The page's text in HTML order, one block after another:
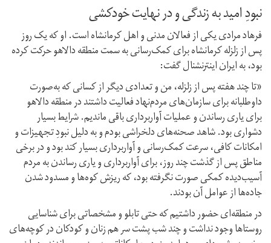
نبودِ امید به زندگی و در نهایت خودکشی
فرهاد مرادی یکی از فعالان مدنی و اهل کرمانشاه است. او که یک روز
پس از زلزله کرمانشاه برای کمک‌رسانی به سمت منطقه دالاهو حرکت کرده
بود، به ایران اینترنشنال گفت:
«تا چند هفته پس از زلزله، من و تعدادی دیگر از کسانی که به‌صورت
داوطلبانه برای سازمان‌های مردم‌نهاد فعالیت داشتند در منطقه دالاهو
برای یاری رساندن و عملیات آواربرداری باقی ماندیم. شرایط بسیار
دشواری بود. شاهد صحنه‌های دلخراشی بودم و به دلیل نبودِ تجهیزات و
امکانات کافی، سرعت کمک‌رسانی و آواربرداری بسیار کند بود و در برخی
مناطق پس از گذشت چند روز، برای آواربرداری و یاری رساندن به مردم
آسیب‌دیده کمکی صورت نگرفته بود، که ریزش کوه‌ها و مسدود شدن
جاده‌ها از عوامل آن بودند.
در منطقه‌ای حضور داشتیم که حتی تابلو و مشخصاتی برای شناسایی
روستا‌ها وجود نداشت و چند شب پشت سر هم زنان و کودکان در کوچه‌های